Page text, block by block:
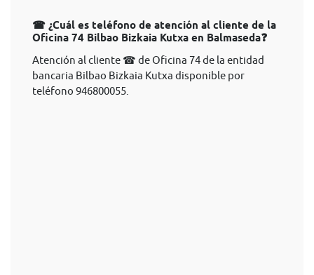
☎ ¿Cuál es teléfono de atención al cliente de la
Oficina 74 Bilbao Bizkaia Kutxa en Balmaseda❓
Atención al cliente ☎ de Oficina 74 de la entidad
bancaria Bilbao Bizkaia Kutxa disponible por
teléfono 946800055.